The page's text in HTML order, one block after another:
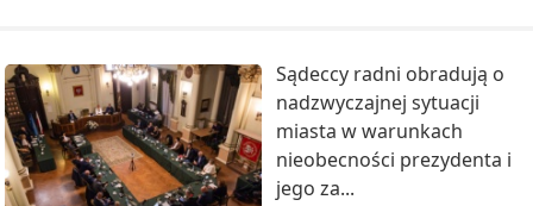
Sądeccy radni obradują o
nadzwyczajnej sytuacji
miasta w warunkach
nieobecności prezydenta i
jego za...